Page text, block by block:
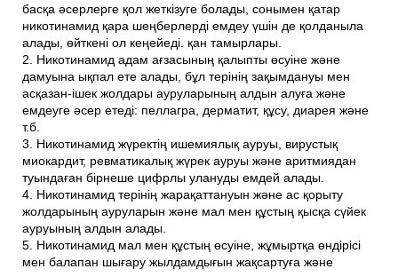
басқа әсерлерге қол жеткізуге болады, сонымен қатар
никотинамид қара шеңберлерді емдеу үшін де қолданыла
алады, өйткені ол кеңейеді. қан тамырлары.
2. Никотинамид адам ағзасының қалыпты өсуіне және
дамуына ықпал ете алады, бұл терінің зақымдануы мен
асқазан-ішек жолдары ауруларының алдын алуға және
емдеуге әсер етеді: пеллагра, дерматит, құсу, диарея және
т.б.
3. Никотинамид жүректің ишемиялық ауруы, вирустық
миокардит, ревматикалық жүрек ауруы және аритмиядан
туындаған бірнеше цифрлы улануды емдей алады.
4. Никотинамид терінің жарақаттануын және ас қорыту
жолдарының ауруларын және мал мен құстың қысқа сүйек
ауруының алдын алады.
5. Никотинамид мал мен құстың өсуіне, жұмыртқа өндірісі
мен балапан шығару жылдамдығын жақсартуға және